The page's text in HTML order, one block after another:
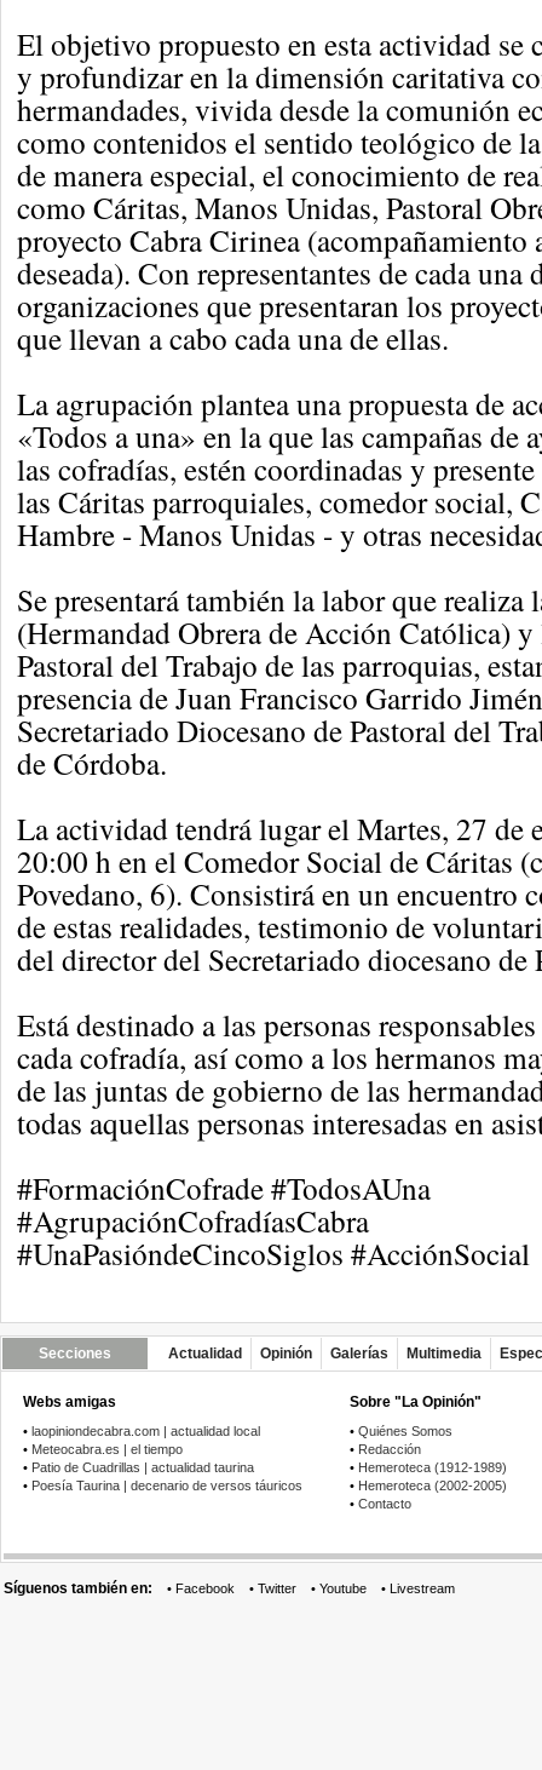
El objetivo propuesto en esta actividad se
y profundizar en la dimensión caritativa
hermandades, vivida desde la comunión
como contenidos el sentido teológico de
de manera especial, el conocimiento de
como Cáritas, Manos Unidas, Pastoral
proyecto Cabra Cirinea (acompañamiento
deseada). Con representantes de cada una
organizaciones que presentaran los
que llevan a cabo cada una de ellas.
La agrupación plantea una propuesta de
«Todos a una» en la que las campañas de
las cofradías, estén coordinadas y
las Cáritas parroquiales, comedor social,
Hambre - Manos Unidas - y otras
Se presentará también la labor que realiza
(Hermandad Obrera de Acción Católica)
Pastoral del Trabajo de las parroquias,
presencia de Juan Francisco Garrido
Secretariado Diocesano de Pastoral del
de Córdoba.
La actividad tendrá lugar el Martes, 27 de
20:00 h en el Comedor Social de Cáritas
Povedano, 6). Consistirá en un encuentro
de estas realidades, testimonio de
del director del Secretariado diocesano de
Está destinado a las personas responsables
cada cofradía, así como a los hermanos
de las juntas de gobierno de las
todas aquellas personas interesadas en
#FormaciónCofrade #TodosAUna
#AgrupaciónCofradíasCabra
#UnaPasióndeCincoSiglos #AcciónSocial
Secciones Actualidad Opinión Galerías Multimedia
Webs amigas
• laopiniondecabra.com | actualidad local
• Meteocabra.es | el tiempo
• Patio de Cuadrillas | actualidad taurina
• Poesía Taurina | decenario de versos táuricos
Sobre "La Opinión"
• Quiénes Somos
• Redacción
• Hemeroteca (1912-1989)
• Hemeroteca (2002-2005)
• Contacto
Síguenos también en: • Facebook • Twitter • Youtube • Livestream